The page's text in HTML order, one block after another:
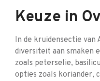
Keuze in
In de kruidensectie van
diversiteit aan smaken
zoals peterselie,
opties zoals koriander,